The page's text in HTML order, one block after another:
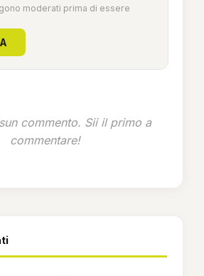
moderati prima di essere
commento. Sii il primo a
commentare!